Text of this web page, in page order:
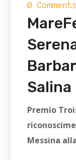
0
Salina
Premio
Messina